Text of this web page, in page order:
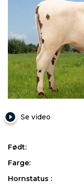
Se video
Født:
Farge:
Hornstatus :